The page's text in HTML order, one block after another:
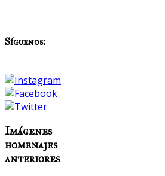
Síguenos:
Imágenes
homenajes
anteriores